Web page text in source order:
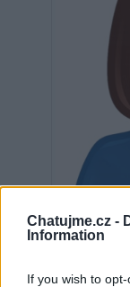
Chatujme.cz -
Information
If you wish to